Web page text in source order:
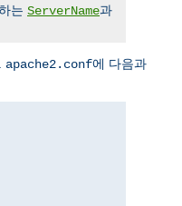
는 ServerName과
apache2.conf에 다음과